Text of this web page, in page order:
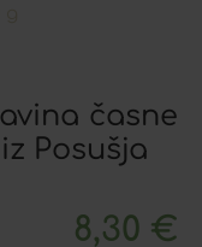
časne
Posušja
8,30 €